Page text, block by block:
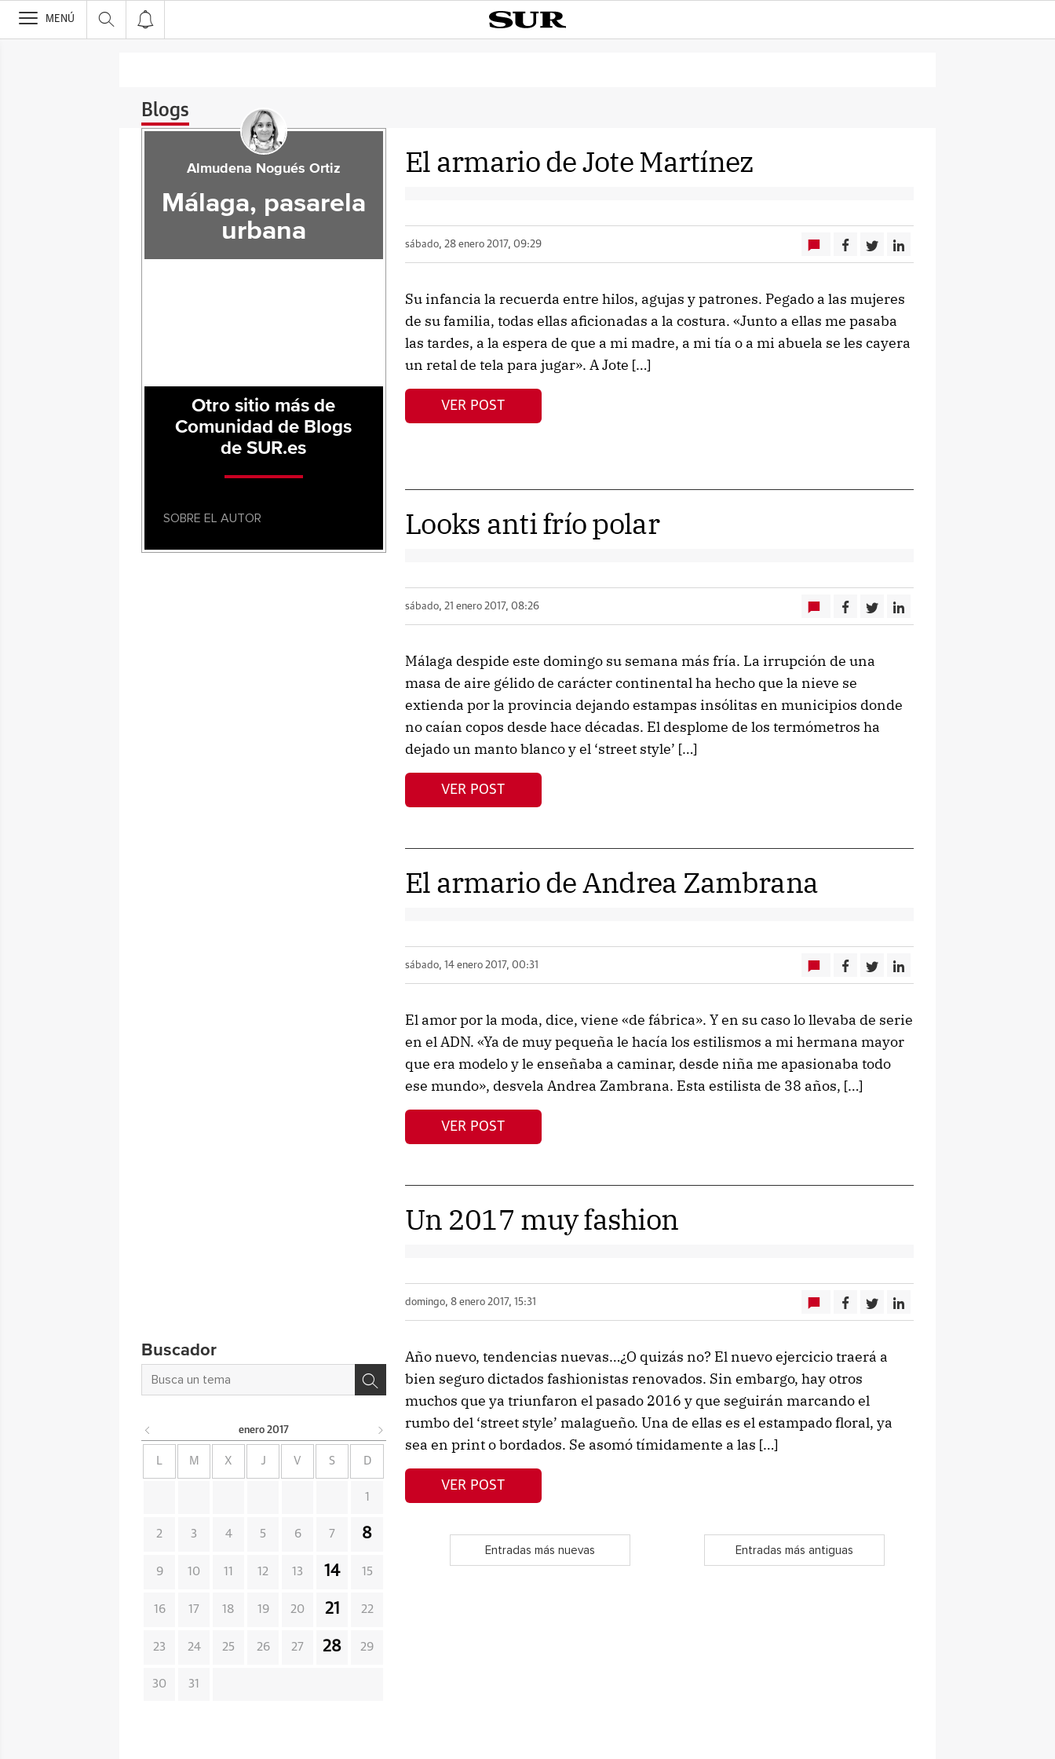
>
MENÚ
Blogs
El armario de Jote Martínez
sábado, 28 enero 2017, 09:29
Su infancia la recuerda entre hilos, agujas y patrones. Pegado a las mujeres
de su familia, todas ellas aficionadas a la costura. «Junto a ellas me pasaba
las tardes, a la espera de que a mi madre, a mi tía o a mi abuela se les cayera
un retal de tela para jugar». A Jote […]
VER POST
Looks anti frío polar
sábado, 21 enero 2017, 08:26
Málaga despide este domingo su semana más fría. La irrupción de una
masa de aire gélido de carácter continental ha hecho que la nieve se
extienda por la provincia dejando estampas insólitas en municipios donde
no caían copos desde hace décadas. El desplome de los termómetros ha
dejado un manto blanco y el ‘street style’ […]
VER POST
El armario de Andrea Zambrana
sábado, 14 enero 2017, 00:31
El amor por la moda, dice, viene «de fábrica». Y en su caso lo llevaba de serie
en el ADN. «Ya de muy pequeña le hacía los estilismos a mi hermana mayor
que era modelo y le enseñaba a caminar, desde niña me apasionaba todo
ese mundo», desvela Andrea Zambrana. Esta estilista de 38 años, […]
VER POST
Un 2017 muy fashion
domingo, 8 enero 2017, 15:31
Año nuevo, tendencias nuevas…¿O quizás no? El nuevo ejercicio traerá a
bien seguro dictados fashionistas renovados. Sin embargo, hay otros
muchos que ya triunfaron el pasado 2016 y que seguirán marcando el
rumbo del ‘street style’ malagueño. Una de ellas es el estampado floral, ya
sea en print o bordados. Se asomó tímidamente a las […]
VER POST
Entradas más nuevas Entradas más antiguas
Almudena Nogués Ortiz
Málaga, pasarela
urbana
Otro sitio más de
Comunidad de Blogs
de SUR.es
SOBRE EL AUTOR
Buscador
enero 2017
L M X J V S D
1
2 3 4 5 6 7 8
9 10 11 12 13 14 15
16 17 18 19 20 21 22
23 24 25 26 27 28 29
30 31